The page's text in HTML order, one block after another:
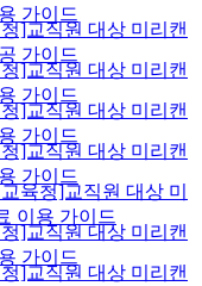
가이드
]교직원 대상 미리캔
가이드
]교직원 대상 미리캔
가이드
]교직원 대상 미리캔
가이드
]교직원 대상 미리캔
가이드
육청]교직원 대상 미
이용 가이드
]교직원 대상 미리캔
가이드
]교직원 대상 미리캔